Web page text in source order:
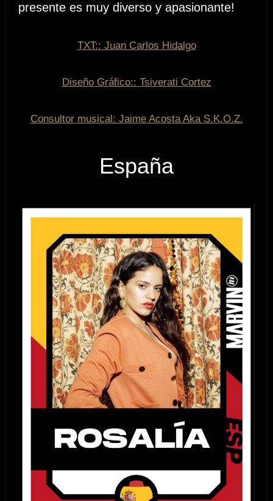
presente es muy diverso y apasionante!
TXT:: Juan Carlos Hidalgo
Diseño Gráfico:: Tsiverati Cortez
Consultor musical: Jaime Acosta Aka S.K.O.Z.
España